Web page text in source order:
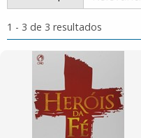
1 - 3 de 3 resultados